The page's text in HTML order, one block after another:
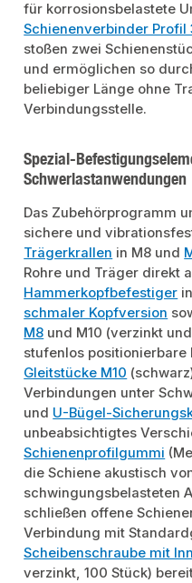
für korrosionsbelastete
Schienenverbinder
stoßen zwei
und ermöglichen so
beliebiger Länge ohne
Verbindungsstelle.
Spezial-
Schwerlastanwendungen
Das Zubehörprogramm
sichere und
Trägerkrallen in M8 und
Rohre und Träger direkt
Hammerkopfbefestiger
schmaler Kopfversion
M8 und M10 (verzinkt
stufenlos positionierbare
Gleitstücke M10
Verbindungen unter
und U-Bügel-
unbeabsichtigtes
Schienenprofilgummi
die Schiene akustisch
schwingungsbelasteten
schließen offene
Verbindung mit
Scheibenschraube mit
verzinkt, 100 Stück)